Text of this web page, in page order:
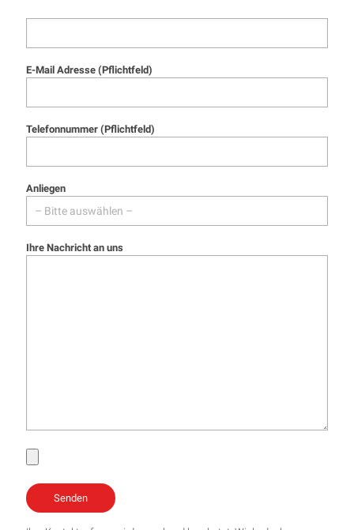
E-Mail Adresse (Pflichtfeld)
Telefonnummer (Pflichtfeld)
Anliegen
Ihre Nachricht an uns